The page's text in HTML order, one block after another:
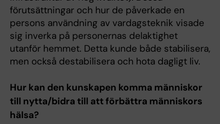
förutsättningar och hur de påverkade en
persons användning av vardagsteknik visade
sig inverka på personernas delaktighet
utanför hemmet. Detta kunde både stabilisera,
men också destabilisera och hota dagligt liv.
Hur kan den kunskapen komma människor
till nytta/bidra till att förbättra människors
hälsa?